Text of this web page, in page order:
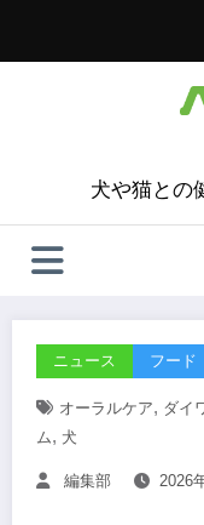
犬や猫との
ニュース フード
オーラルケア, ダイ
ム, 犬
編集部 2026